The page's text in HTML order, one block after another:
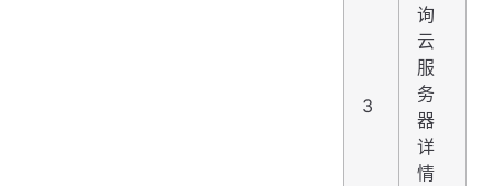
3
询
云
服
务
器
详
情